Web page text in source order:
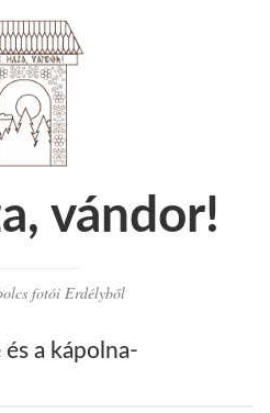
vándor!
fotói Erdélyből
a kápolna-